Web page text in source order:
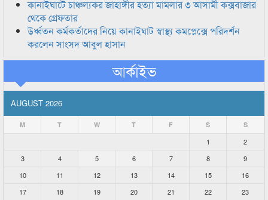
কানাইঘাটে চাঞ্চল্যকর জাহাঙ্গীর হত্যা মামলার ৩ আসামী কক্সবাজার
থেকে গ্রেফতার
উর্ধ্বতন কর্মকর্তাদের নিয়ে কানাইঘাট স্বাস্থ্য কমপ্লেক্সে পরিদর্শন
করলেন সাংসদ আবুল হাসান
আর্কাইভ
AUGUST 2026
M T W T F S S
1
2
3
4 5 6 7 8
9
10
11 12 13 14 15
16
17
18 19 20 21 22 23